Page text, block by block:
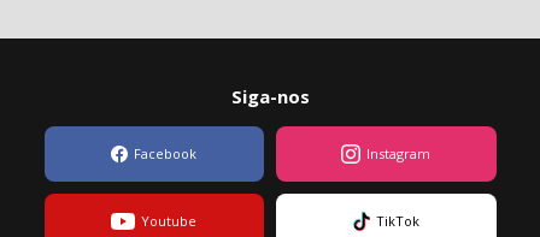
Siga-nos
Facebook Instagram
Youtube TikTok